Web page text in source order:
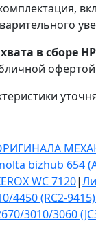
в сборе
МЕХАН.
bizhub 654
WC 7120|
4450 (RC2-
3010/3060